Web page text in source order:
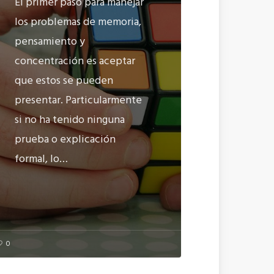
los problemas de memoria,
pensamiento y
concentración es aceptar
que estos se pueden
presentar. Particularmente
si no ha tenido ninguna
prueba o explicación
formal, lo…
0